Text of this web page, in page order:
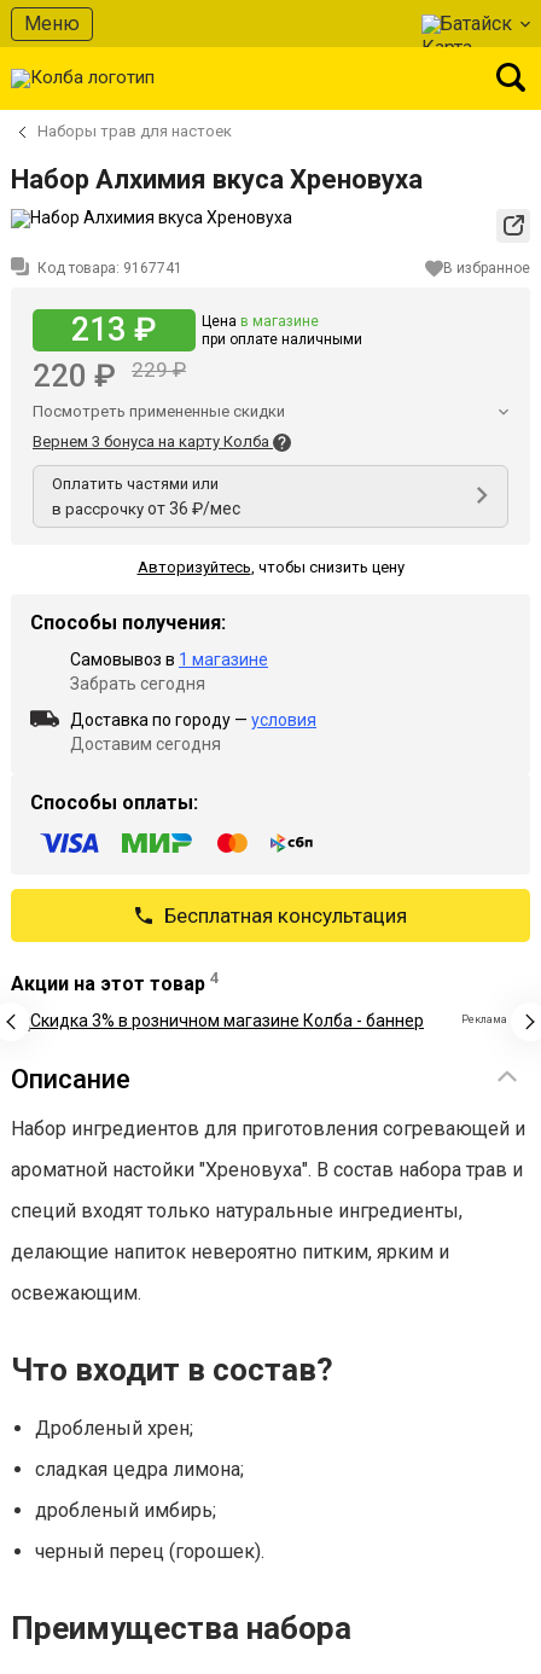
Меню Батайск
Наборы трав для настоек
Набор Алхимия вкуса Хреновуха
Код товара: 9167741 В избранное
213 ₽ Цена в магазине
при оплате наличными
220 ₽ 229 ₽
Посмотреть примененные скидки
Вернем 3 бонуса на карту Колба
Оплатить частями или
в рассрочку от 36 ₽/мес
Авторизуйтесь, чтобы снизить цену
Способы получения:
Самовывоз в 1 магазине
Забрать сегодня
Доставка по городу — условия
Доставим сегодня
Способы оплаты:
Бесплатная консультация
Акции на этот товар 4
Реклама
Описание
Набор ингредиентов для приготовления согревающей и
ароматной настойки "Хреновуха". В состав набора трав и
специй входят только натуральные ингредиенты,
делающие напиток невероятно питким, ярким и
освежающим.
Что входит в состав?
Дробленый хрен;
сладкая цедра лимона;
дробленый имбирь;
черный перец (горошек).
Преимущества набора